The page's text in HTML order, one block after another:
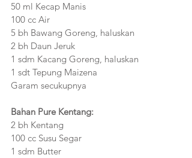
50 ml Kecap Manis
100 cc Air
5 bh Bawang Goreng, haluskan
2 bh Daun Jeruk
1 sdm Kacang Goreng, haluskan
1 sdt Tepung Maizena
Garam secukupnya
Bahan Pure Kentang:
2 bh Kentang
100 cc Susu Segar
1 sdm Butter